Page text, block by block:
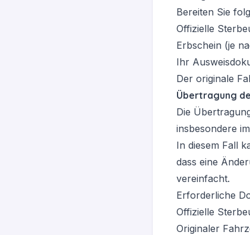
Bereiten Sie
Offizielle
Erbschein (je
Ihr
Der originale
Übertragung
Die
insbesondere
In diesem Fall
dass eine
vereinfacht.
Erforderliche
Offizielle
Originaler